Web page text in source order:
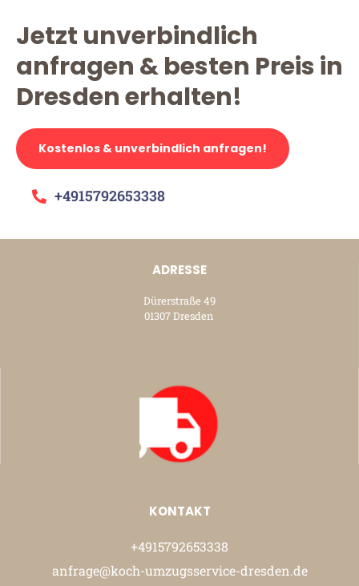
Jetzt unverbindlich
anfragen & besten Preis in
Dresden erhalten!
Kostenlos & unverbindlich anfragen!
+4915792653338
ADRESSE
Dürerstraße 49
01307 Dresden
KONTAKT
+4915792653338
anfrage@koch-umzugsservice-dresden.de